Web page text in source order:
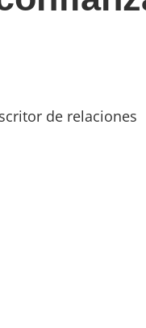
de relaciones